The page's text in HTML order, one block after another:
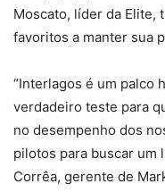
Moscato, líder da Elite,
favoritos a manter sua
“Interlagos é um palco
verdadeiro teste para
no desempenho dos
pilotos para buscar um
Corrêa, gerente de